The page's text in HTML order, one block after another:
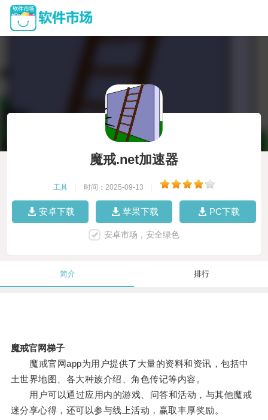
魔戒.net加速器
工具 时间：2025-09-13
安卓下载 苹果下载 PC下载
安卓市场，安全绿色
简介 排行
魔戒官网梯子
魔戒官网app为用户提供了大量的资料和资讯，包括中
土世界地图、各大种族介绍、角色传记等内容。
用户可以通过应用内的游戏、问答和活动，与其他魔戒
迷分享心得，还可以参与线上活动，赢取丰厚奖励。